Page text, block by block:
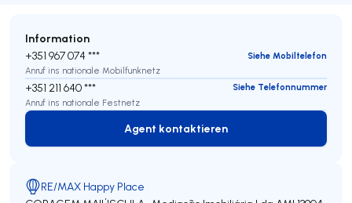
Information
+351 967 074 ***
Siehe Mobiltelefon
Anruf ins nationale Mobilfunknetz
+351 211 640 ***
Siehe Telefonnummer
Anruf ins nationale Festnetz
Agent kontaktieren
Agent kontaktieren
RE/MAX Happy Place